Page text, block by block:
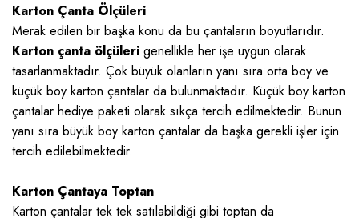
Karton Çanta Ölçüleri
Merak edilen bir başka konu da bu çantaların boyutlarıdır.
Karton çanta ölçüleri genellikle her işe uygun olarak
tasarlanmaktadır. Çok büyük olanların yanı sıra orta boy ve
küçük boy karton çantalar da bulunmaktadır. Küçük boy karton
çantalar hediye paketi olarak sıkça tercih edilmektedir. Bunun
yanı sıra büyük boy karton çantalar da başka gerekli işler için
tercih edilebilmektedir.
Karton Çantaya Toptan
Karton çantalar tek tek satılabildiği gibi toptan da